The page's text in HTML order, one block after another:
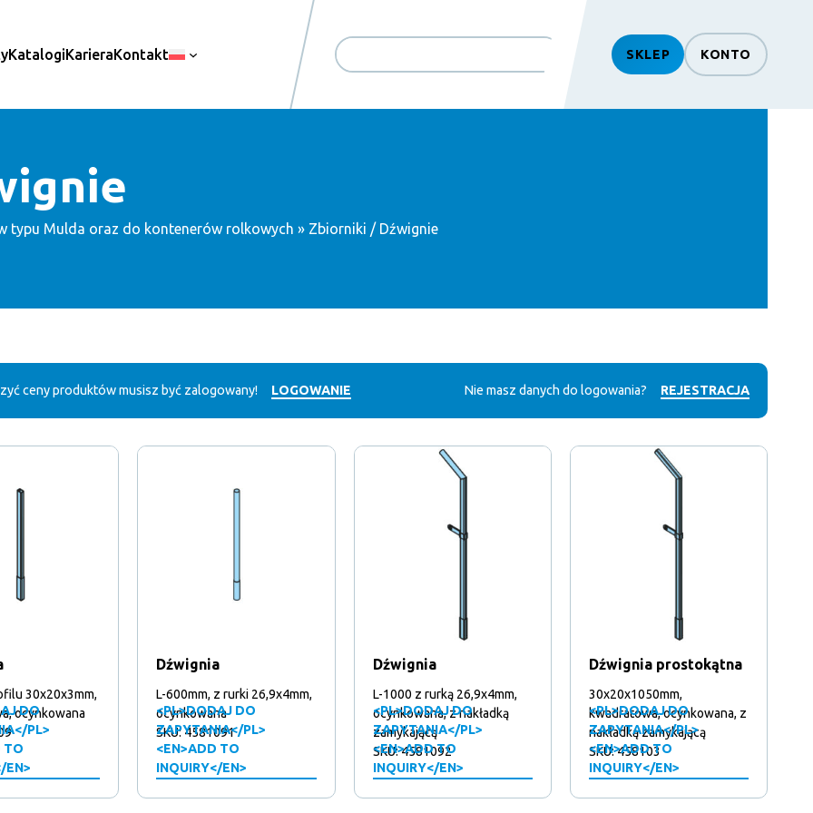
KatalogiKarieraKontakt
Search
SKLEP KONTO
typu Mulda oraz do kontenerów rolkowych » Zbiorniki / Dźwignie
ceny produktów musisz być zalogowany! LOGOWANIE Nie masz danych do logowania? REJESTRACJA
30x20x3mm,
ocynkowana
DO
PL>
TO
EN>
Dźwignia
L-600mm, z rurki 26,9x4mm,
ocynkowana
<PL>DODAJ DO
ZAPYTANIA</PL>
<EN>ADD TO
INQUIRY</EN>
SKU: 4581091
Dźwignia
L-1000 z rurką 26,9x4mm,
ocynkowana, z nakładką
zamykającą
<PL>DODAJ DO
ZAPYTANIA</PL>
<EN>ADD TO
INQUIRY</EN>
SKU: 4581092
Dźwignia prostokątna
30x20x1050mm,
kwadratowa, ocynkowana, z
nakładką zamykającą
<PL>DODAJ DO
ZAPYTANIA</PL>
<EN>ADD TO
INQUIRY</EN>
SKU: 458103